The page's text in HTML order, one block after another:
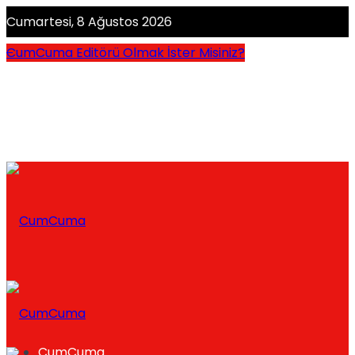
Cumartesi, 8 Ağustos 2026
CumCuma Editörü Olmak İster Misiniz?